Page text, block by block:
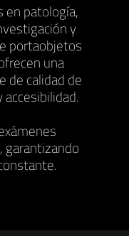
en patología,
y
portaobjetos
una
de calidad de
garantizando